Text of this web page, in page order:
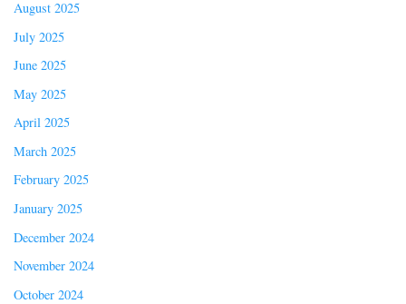
August 2025
July 2025
June 2025
May 2025
April 2025
March 2025
February 2025
January 2025
December 2024
November 2024
October 2024